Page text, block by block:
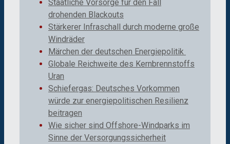
Staatliche Vorsorge für den Fall
drohenden Blackouts
Stärkerer Infraschall durch moderne große
Windräder
Märchen der deutschen Energiepolitik
Globale Reichweite des Kernbrennstoffs
Uran
Schiefergas: Deutsches Vorkommen
würde zur energiepolitischen Resilienz
beitragen
Wie sicher sind Offshore-Windparks im
Sinne der Versorgungssicherheit